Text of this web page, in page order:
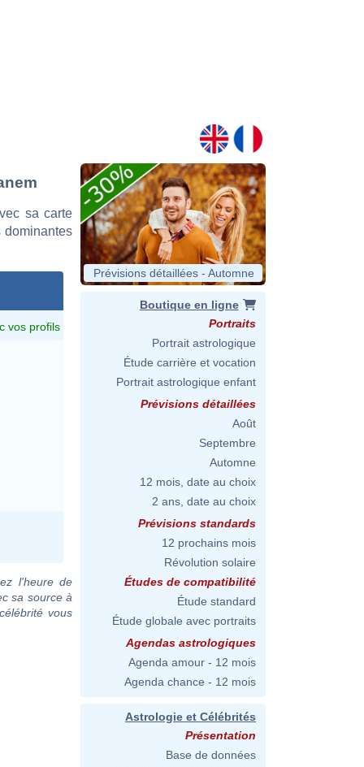
sa carte
vos profils
l'heure de
sa source à
vous
Prévisions détaillées - Automne
Boutique en ligne
Portraits
Portrait astrologique
Étude carrière et vocation
Portrait astrologique enfant
Prévisions détaillées
Août
Septembre
Automne
12 mois, date au choix
2 ans, date au choix
Prévisions standards
12 prochains mois
Révolution solaire
Études de compatibilité
Étude standard
Étude globale avec portraits
Agendas astrologiques
Agenda amour - 12 mois
Agenda chance - 12 mois
Astrologie et Célébrités
Présentation
Base de données